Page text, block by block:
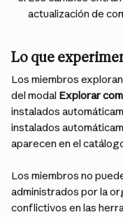
actualización de
Lo que
Los miembros
del modal Explorar
instalados
instalados
aparecen en el
Los miembros no
administrados por la
conflictivos en las